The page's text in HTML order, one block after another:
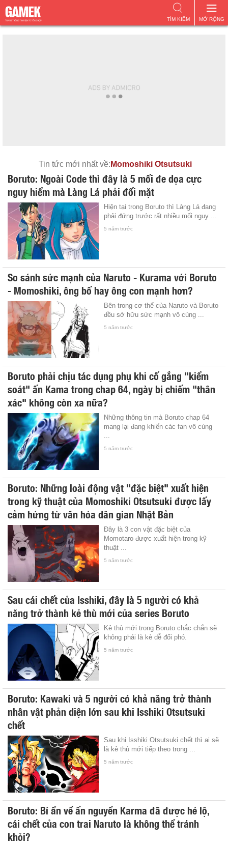
MỞ RỘNG
TÌM KIẾM
Tin tức mới nhất về: Momoshiki Otsutsuki
Boruto: Ngoài Code thì đây là 5 mối đe dọa cực
nguy hiểm mà Làng Lá phải đối mặt
Hiện tại trong Boruto thì Làng Lá đang
phải đứng trước rất nhiều mối nguy ...
5 năm trước
So sánh sức mạnh của Naruto - Kurama với Boruto
- Momoshiki, ông bố hay ông con mạnh hơn?
Bên trong cơ thể của Naruto và Boruto
đều sở hữu sức mạnh vô cùng ...
5 năm trước
Boruto phải chịu tác dụng phụ khi cố gắng "kiểm
soát" ấn Kama trong chap 64, ngày bị chiếm "thân
xác" không còn xa nữa?
Những thông tin mà Boruto chap 64
mang lại đang khiến các fan vô cùng
5 năm trước
Boruto: Những loài động vật "đặc biệt" xuất hiện
trong kỹ thuật của Momoshiki Otsutsuki được lấy
cảm hứng từ văn hóa dân gian Nhật Bản
Đây là 3 con vật đặc biệt của
Momotaro được xuất hiện trong kỹ
thuật ...
5 năm trước
Sau cái chết của Isshiki, đây là 5 người có khả
năng trở thành kẻ thù mới của series Boruto
Kẻ thù mới trong Boruto chắc chắn sẽ
không phải là kẻ dễ đối phó.
5 năm trước
Boruto: Kawaki và 5 người có khả năng trở thành
nhân vật phản diện lớn sau khi Isshiki Otsutsuki
chết
Sau khi Isshiki Otsutsuki chết thì ai sẽ
là kẻ thù mới tiếp theo trong ...
5 năm trước
Boruto: Bí ẩn về ấn nguyền Karma đã được hé lộ,
cái chết của con trai Naruto là không thể tránh
khỏi?